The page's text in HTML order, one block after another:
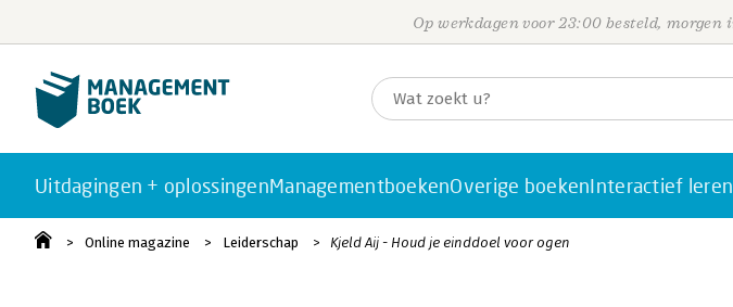
Op werkdagen voor 23:00 besteld, morgen
Uitdagingen + oplossingenManagementboekenOverige boekenInteractief leren
Online magazine Leiderschap Kjeld Aij - Houd je einddoel voor ogen